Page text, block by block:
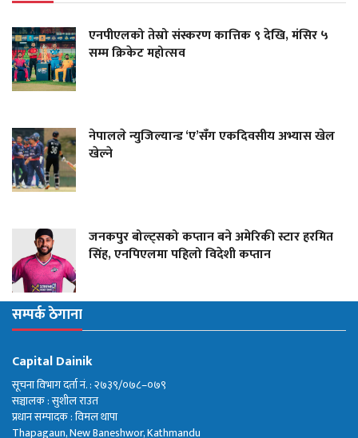
एनपीएलको तेस्रो संस्करण कात्तिक ९ देखि, मंसिर ५
सम्म क्रिकेट महोत्सव
नेपालले न्युजिल्यान्ड ‘ए’सँग एकदिवसीय अभ्यास खेल
खेल्ने
जनकपुर बोल्ट्सको कप्तान बने अमेरिकी स्टार हरमित
सिंह, एनपिएलमा पहिलो विदेशी कप्तान
सम्पर्क ठेगाना
Capital Dainik
सूचना विभाग दर्ता नं. : २७३९/०७८–०७९
सञ्चालक : सुशील राउत
प्रधान सम्पादक : विमल थापा
Thapagaun, New Baneshwor, Kathmandu